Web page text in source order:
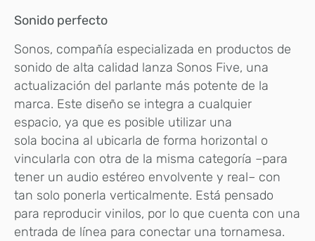
Sonido perfecto
Sonos, compañía especializada en productos de
sonido de alta calidad lanza Sonos Five, una
actualización del parlante más potente de la
marca. Este diseño se integra a cualquier
espacio, ya que es posible utilizar una
sola bocina al ubicarla de forma horizontal o
vincularla con otra de la misma categoría –para
tener un audio estéreo envolvente y real– con
tan solo ponerla verticalmente. Está pensado
para reproducir vinilos, por lo que cuenta con una
entrada de línea para conectar una tornamesa.